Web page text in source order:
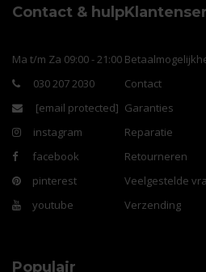
Contact & hulp
Ma t/m Za 09:00 - 21:00
030 207 2030
[email protected]
instagram
facebook
pinterest
youtube
Contact
Garanties
Reparatie
Retourneren
Veelgestelde
Verzending
Populair